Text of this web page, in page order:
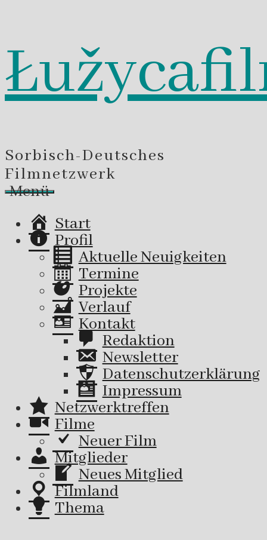
Zum
Inhalt
springen
Sorbisch-Deutsches
Filmnetzwerk
Menü
Start
Profil
Aktuelle Neuigkeiten
Termine
Projekte
Verlauf
Kontakt
Redaktion
Newsletter
Datenschutzerklärung
Impressum
Netzwerktreffen
Filme
Neuer Film
Mitglieder
Neues Mitglied
Filmland
Thema